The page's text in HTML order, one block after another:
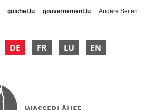
guichet.lu gouvernement.lu Andere Seiten
DE FR LU EN